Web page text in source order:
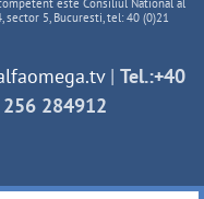
este Consiliul National al
sector 5, Bucuresti, tel: 40 (0)21
| Tel.:+40
256 284912